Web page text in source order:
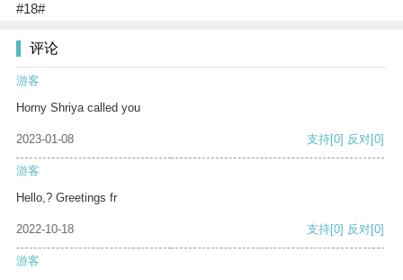
#18#
评论
游客
Horny Shriya called you
2023-01-08 支持[0] 反对[0]
游客
Hello,? Greetings fr
2022-10-18 支持[0] 反对[0]
游客